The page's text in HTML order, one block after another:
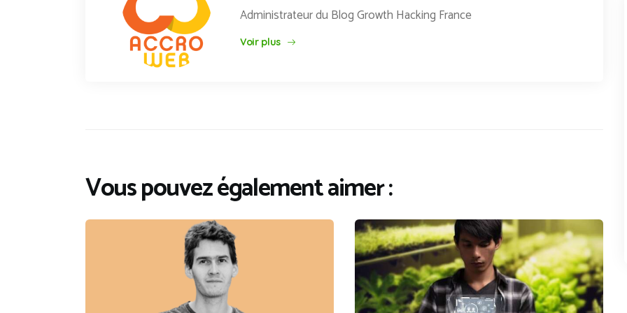
Administrateur du Blog Growth Hacking France
Voir plus
Vous pouvez également aimer :